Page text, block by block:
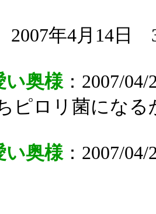
年4月14日
い奥様：2007/04/
ピロリ菌になる
い奥様：2007/04/